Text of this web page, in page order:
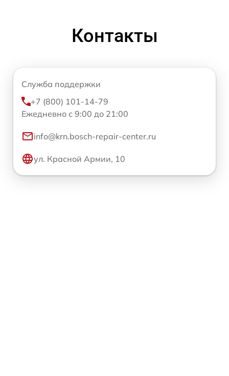
Контакты
Служба поддержки
+7 (800) 101-14-79
Ежедневно с 9:00 до 21:00
info@krn.bosch-repair-center.ru
ул. Красной Армии, 10